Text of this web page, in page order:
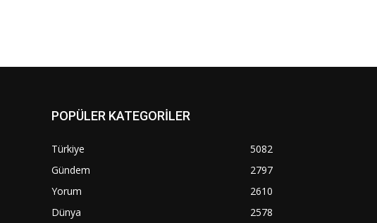
POPÜLER KATEGORİLER
Türkiye
5082
Gündem
2797
Yorum
2610
Dünya
2578